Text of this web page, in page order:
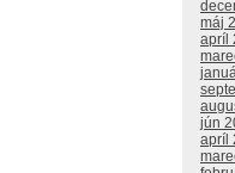
máj
apríl
jún
apríl